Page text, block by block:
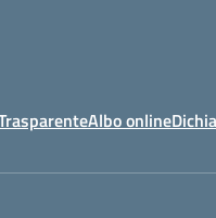
Albo online